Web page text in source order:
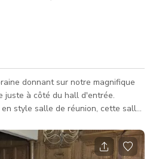
donnant sur notre magnifique
juste à côté du hall d'entrée.
style salle de réunion, cette salle
en dehors de l'amphithéâtre
de 12 à 20 personnes selon la